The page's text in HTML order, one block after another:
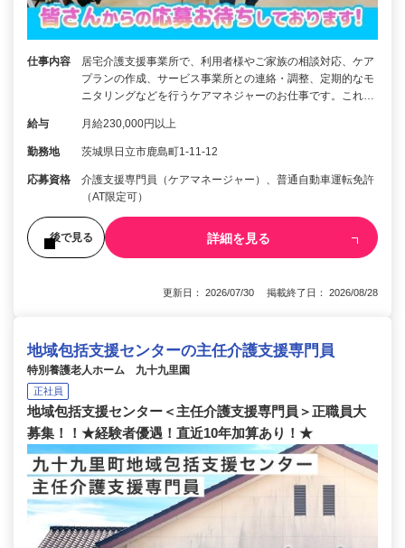
仕事内容
居宅介護支援事業所で、利用者様やご家族の相談対応、ケア
プランの作成、サービス事業所との連絡・調整、定期的なモ
ニタリングなどを行うケアマネジャーのお仕事です。これ…
給与 月給230,000円以上
勤務地 茨城県日立市鹿島町1-11-12
応募資格
介護支援専門員（ケアマネージャー）、普通自動車運転免許
（AT限定可）
後で見る 詳細を見る
更新日： 2026/07/30 掲載終了日： 2026/08/28
地域包括支援センターの主任介護支援専門員
特別養護老人ホーム 九十九里園
正社員
地域包括支援センター＜主任介護支援専門員＞正職員大
募集！！★経験者優遇！直近10年加算あり！★